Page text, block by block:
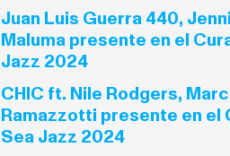
Juan Luis Guerra 440,
Maluma presente en el
Jazz 2024
CHIC ft. Nile Rodgers,
Ramazzotti presente en el
Sea Jazz 2024